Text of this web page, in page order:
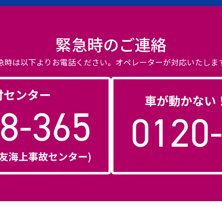
緊急時のご連絡
時は以下よりお電話ください。 オペレーターが対応いたしま